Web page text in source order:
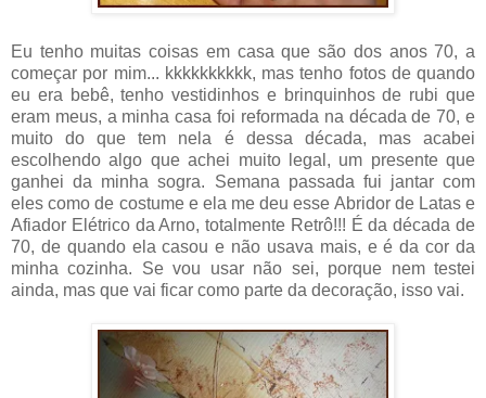
Eu tenho muitas coisas em casa que são dos anos 70, a
começar por mim... kkkkkkkkkk, mas tenho fotos de quando
eu era bebê, tenho vestidinhos e brinquinhos de rubi que
eram meus, a minha casa foi reformada na década de 70, e
muito do que tem nela é dessa década, mas acabei
escolhendo algo que achei muito legal, um presente que
ganhei da minha sogra. Semana passada fui jantar com
eles como de costume e ela me deu esse Abridor de Latas e
Afiador Elétrico da Arno, totalmente Retrô!!! É da década de
70, de quando ela casou e não usava mais, e é da cor da
minha cozinha. Se vou usar não sei, porque nem testei
ainda, mas que vai ficar como parte da decoração, isso vai.